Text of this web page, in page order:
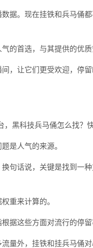
据。现在挂铁和兵马俑
的首选，与其提供的优质
，让它们更受欢迎，停
是人气的来源。
句话说，关键是找到一
重来计算的。
据这些方面对流行的停
量外，挂铁和挂兵马俑对